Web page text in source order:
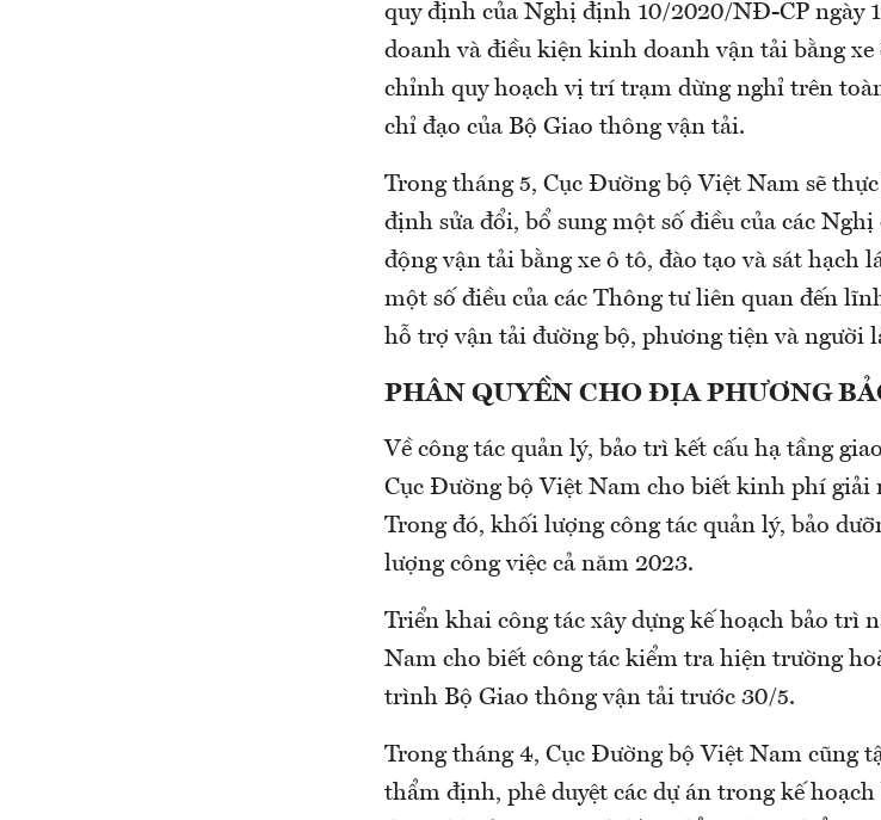
quy định của Nghị định 10/2020/NĐ-CP ngày
doanh và điều kiện kinh doanh vận tải bằng
chỉnh quy hoạch vị trí trạm dừng nghỉ trên
chỉ đạo của Bộ Giao thông vận tải.
Trong tháng 5, Cục Đường bộ Việt Nam sẽ
định sửa đổi, bổ sung một số điều của các
động vận tải bằng xe ô tô, đào tạo và sát hạch
một số điều của các Thông tư liên quan đến
hỗ trợ vận tải đường bộ, phương tiện và người
PHÂN QUYỀN CHO ĐỊA PHƯƠNG
Về công tác quản lý, bảo trì kết cấu hạ tầng
Cục Đường bộ Việt Nam cho biết kinh phí giải
Trong đó, khối lượng công tác quản lý, bảo
lượng công việc cả năm 2023.
Triển khai công tác xây dựng kế hoạch bảo trì
Nam cho biết công tác kiểm tra hiện trường
trình Bộ Giao thông vận tải trước 30/5.
Trong tháng 4, Cục Đường bộ Việt Nam cũng
thẩm định, phê duyệt các dự án trong kế